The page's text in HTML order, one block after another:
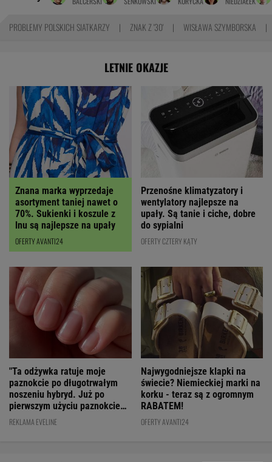
PROBLEMY POLSKICH SIATKARZY ZNAK Z '30' WISŁAWA SZYMBORSKA
LETNIE OKAZJE
Znana marka wyprzedaje
asortyment taniej nawet o
70%. Sukienki i koszule z
lnu są najlepsze na upały
OFERTY AVANTI24
Przenośne klimatyzatory i
wentylatory najlepsze na
upały. Są tanie i ciche, dobre
do sypialni
OFERTY CZTERY KĄTY
"Ta odżywka ratuje moje
paznokcie po długotrwałym
noszeniu hybryd. Już po
pierwszym użyciu paznokcie
są utwardzone"
REKLAMA EVELINE
Najwygodniejsze klapki na
świecie? Niemieckiej marki na
korku - teraz są z ogromnym
RABATEM!
OFERTY AVANTI24